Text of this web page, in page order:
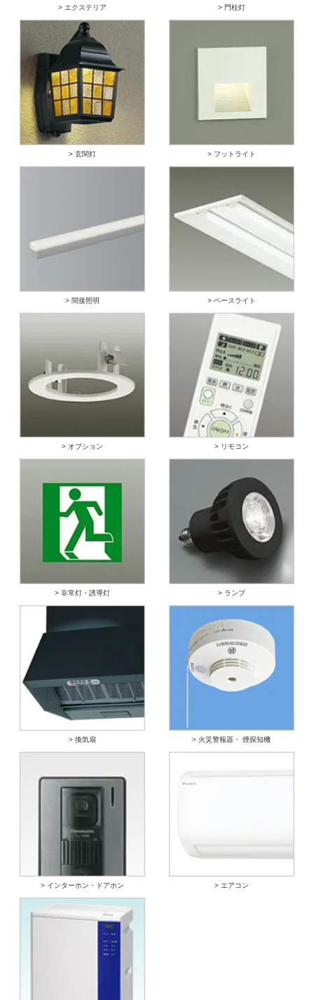
> エクステリア > 門柱灯
> 玄関灯 > フットライト
> 間接照明 > ベースライト
> オプション > リモコン
> 非常灯・誘導灯 > ランプ
> 換気扇 > 火災警報器・ 煙探知機
> インターホン・ドアホン > エアコン